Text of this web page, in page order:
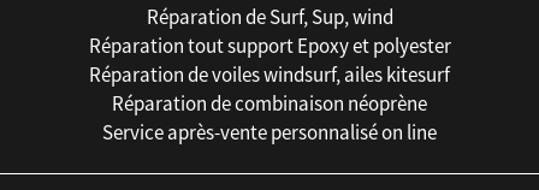
Réparation de Surf, Sup, wind
Réparation tout support Epoxy et polyester
Réparation de voiles windsurf, ailes kitesurf
Réparation de combinaison néoprène
Service après-vente personnalisé on line